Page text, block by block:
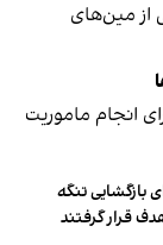
از مین‌های
انجام ماموریت
کشور برای بازگشایی تنگه